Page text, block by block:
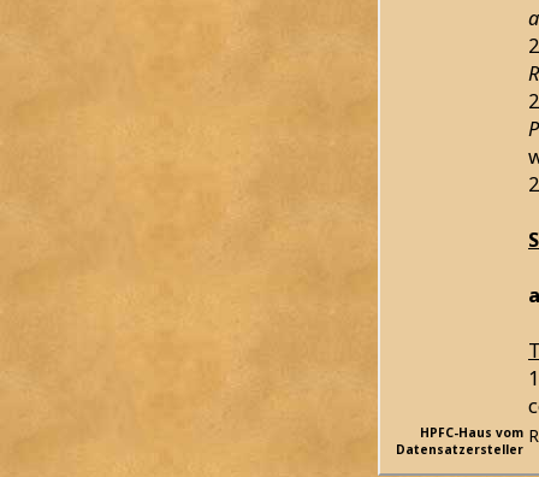
HPFC-Haus vom
Datensatzersteller